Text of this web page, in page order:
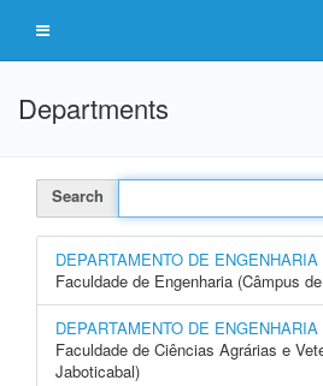
Departments
Search
DEPARTAMENTO DE
Faculdade de Engenharia (Câmpus
DEPARTAMENTO DE
Faculdade de Ciências Agrárias e
Jaboticabal)